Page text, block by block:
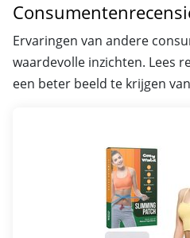
Ervaringen van andere
waardevolle inzichten. Lees
een beter beeld te krijgen